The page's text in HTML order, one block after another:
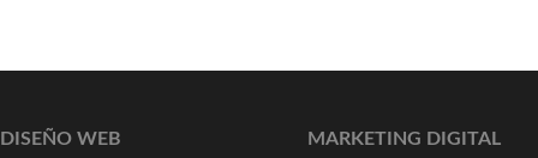
DISEÑO WEB MARKETING DIGITAL